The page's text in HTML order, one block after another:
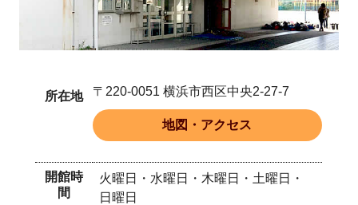
所在地 〒220-0051 横浜市西区中央2-27-7
地図・アクセス
開館時
間
火曜日・水曜日・木曜日・土曜日・
日曜日